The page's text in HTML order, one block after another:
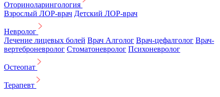
Оториноларингология
Взрослый ЛОР-врач Детский ЛОР-врач
Невролог
Лечение лицевых болей Врач Алголог Врач-цефалголог Врач-
вертеброневролог Стоматоневролог Психоневролог
Остеопат
Терапевт